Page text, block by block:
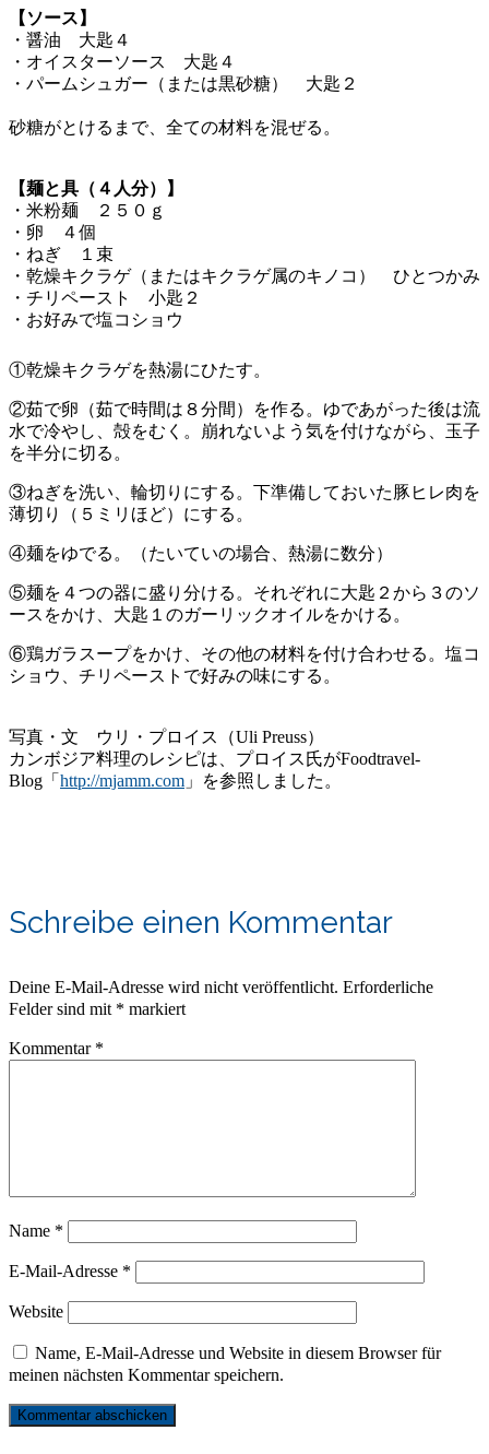
【ソース】
・醤油 大匙４
・オイスターソース 大匙４
・パームシュガー（または黒砂糖） 大匙２
砂糖がとけるまで、全ての材料を混ぜる。
【麺と具（４人分）】
・米粉麺 ２５０ｇ
・卵 ４個
・ねぎ １束
・乾燥キクラゲ（またはキクラゲ属のキノコ） ひとつかみ
・チリペースト 小匙２
・お好みで塩コショウ
①乾燥キクラゲを熱湯にひたす。
②茹で卵（茹で時間は８分間）を作る。ゆであがった後は流
水で冷やし、殻をむく。崩れないよう気を付けながら、玉子
を半分に切る。
③ねぎを洗い、輪切りにする。下準備しておいた豚ヒレ肉を
薄切り（５ミリほど）にする。
④麺をゆでる。（たいていの場合、熱湯に数分）
⑤麺を４つの器に盛り分ける。それぞれに大匙２から３のソ
ースをかけ、大匙１のガーリックオイルをかける。
⑥鶏ガラスープをかけ、その他の材料を付け合わせる。塩コ
ショウ、チリペーストで好みの味にする。
写真・文 ウリ・プロイス（Uli Preuss）
カンボジア料理のレシピは、プロイス氏がFoodtravel-
Blog「 http://mjamm.com 」を参照しました。
Schreibe einen Kommentar
Deine E-Mail-Adresse wird nicht veröffentlicht. Erforderliche
Felder sind mit * markiert
Kommentar *
Name *
E-Mail-Adresse *
Website
Name, E-Mail-Adresse und Website in diesem Browser für
meinen nächsten Kommentar speichern.